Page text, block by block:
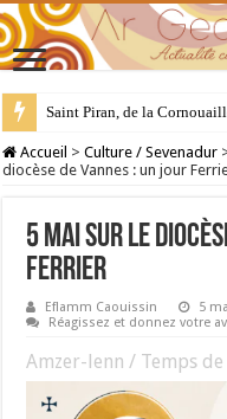
28 juillet : Saint Samson de
Accueil > Culture / Sevenadur
diocèse de Vannes : un jour
5 mai sur le
Ferrier
Eflamm Caouissin
5
Réagissez et donnez votre
Amzer-lenn / Temps